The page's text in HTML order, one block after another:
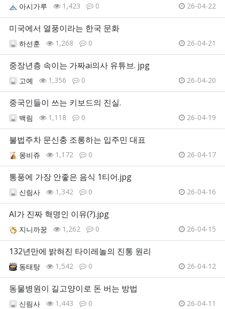
아시가루 1,423 0 26-04-22
미국에서 열풍이라는 한국 문화
하선훈 1,268 0 26-04-21
중장년층 속이는 가짜ai의사 유튜브. jpg
고예 1,356 0 26-04-20
중국인들이 쓰는 키보드의 진실.
백림 1,118 0 26-04-19
불법주차 문신충 조롱하는 입주민 대표
몽비쥬 1,172 0 26-04-17
통풍에 가장 안좋은 음식 1티어.jpg
신림사 1,342 0 26-04-16
AI가 진짜 혁명인 이유(?).jpg
지니까꿍 1,262 0 26-04-15
132년만에 밝혀진 타이레놀의 진통 원리
동태탕 1,542 0 26-04-12
동물병원이 길고양이로 돈 버는 방법
신림사 1,443 0 26-04-11